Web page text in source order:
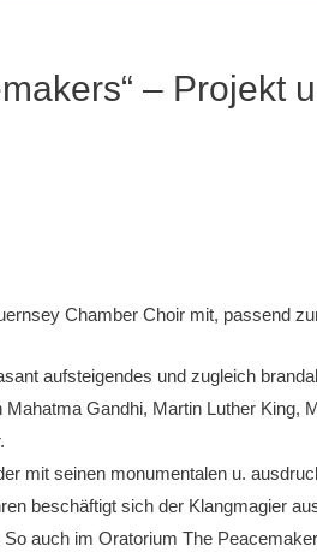
–
Chamber Choir mit, passend
aufsteigendes und zugleich
Gandhi, Martin Luther
mit seinen monumentalen u.
beschäftigt sich der Klangmagier
auch im Oratorium The